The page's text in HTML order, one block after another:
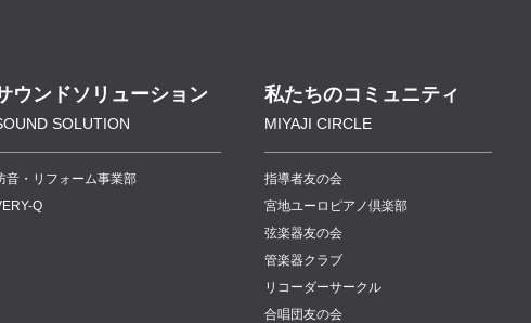
ウンドソリューション
SOLUTION
音・リフォーム事業部
Q
私たちのコミュニティ
MIYAJI CIRCLE
指導者友の会
宮地ユーロピアノ倶楽部
弦楽器友の会
管楽器クラブ
リコーダーサークル
合唱団友の会